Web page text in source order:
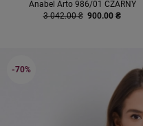
Anabel Arto 986/01 CZARNY
3 042.00 ₴ 900.00 ₴
-70%